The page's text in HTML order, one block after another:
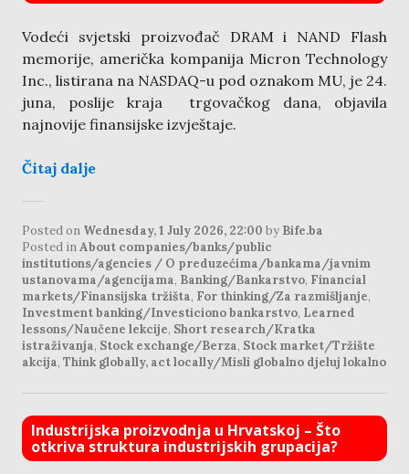
Vodeći svjetski proizvođač DRAM i NAND Flash
memorije, američka kompanija Micron Technology
Inc., listirana na NASDAQ-u pod oznakom MU, je 24.
juna, poslije kraja trgovačkog dana, objavila
najnovije finansijske izvještaje.
Čitaj dalje
Posted on Wednesday, 1 July 2026, 22:00 by Bife.ba
Posted inAbout companies/banks/public
institutions/agencies / O preduzećima/bankama/javnim
ustanovama/agencijama, Banking/Bankarstvo, Financial
markets/Finansijska tržišta, For thinking/Za razmišljanje,
Investment banking/Investiciono bankarstvo, Learned
lessons/Naučene lekcije, Short research/Kratka
istraživanja, Stock exchange/Berza, Stock market/Tržište
akcija, Think globally, act locally/Misli globalno djeluj lokalno
Industrijska proizvodnja u Hrvatskoj – Što
otkriva struktura industrijskih grupacija?